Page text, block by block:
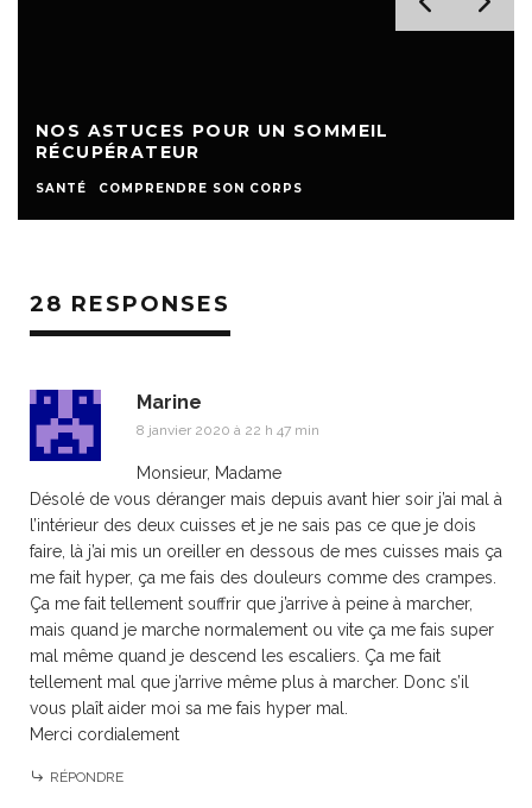
NOS ASTUCES POUR UN SOMMEIL
RÉCUPÉRATEUR
SANTÉ COMPRENDRE SON CORPS
28 RESPONSES
Marine
8 janvier 2020 à 22 h 47 min
Monsieur, Madame
Désolé de vous déranger mais depuis avant hier soir j’ai mal à
l’intérieur des deux cuisses et je ne sais pas ce que je dois
faire, là j’ai mis un oreiller en dessous de mes cuisses mais ça
me fait hyper, ça me fais des douleurs comme des crampes.
Ça me fait tellement souffrir que j’arrive à peine à marcher,
mais quand je marche normalement ou vite ça me fais super
mal même quand je descend les escaliers. Ça me fait
tellement mal que j’arrive même plus à marcher. Donc s’il
vous plaît aider moi sa me fais hyper mal.
Merci cordialement
RÉPONDRE